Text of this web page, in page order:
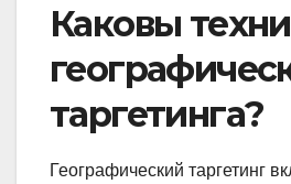
Каковы
таргетинга?
Географический таргетинг